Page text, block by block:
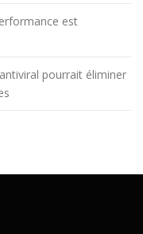
est
pourrait éliminer